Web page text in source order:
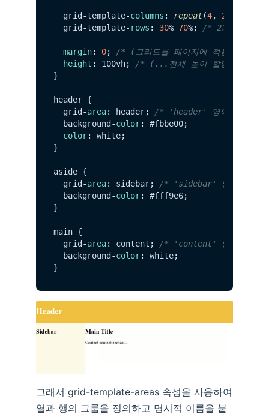
  grid-template-
columns : repeat(4, 25
  grid-template-
rows : 30% 70%; /* 2개 행의 높
margin: 0;
/* (그리드를 페이지에 적용하기
height : 100vh;
/* (...전체 높이 할당) */
}
header {
  grid-
area: header;
/* 'header' 영역에 할당
  background-
color: #fbbe00;
color: white;
}
aside {
  grid-
area: sidebar;
/* 'sidebar' 영역에 할
  background-
color: #fff9e6;
}
main {
  grid-
area: content;
/* 'content' 영역에 할
  background-
color: white;
그래서 grid-template-areas 속성을 사용하여
열과 행의 그룹을 정의하고 명시적 이름을 붙